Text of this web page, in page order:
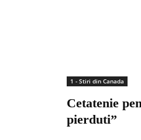
1 - Stiri din Canada
Cetatenie
pierduti”